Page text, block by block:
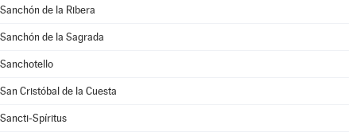
Sanchón de la Ribera
Sanchón de la Sagrada
Sanchotello
San Cristóbal de la Cuesta
Sancti-Spíritus